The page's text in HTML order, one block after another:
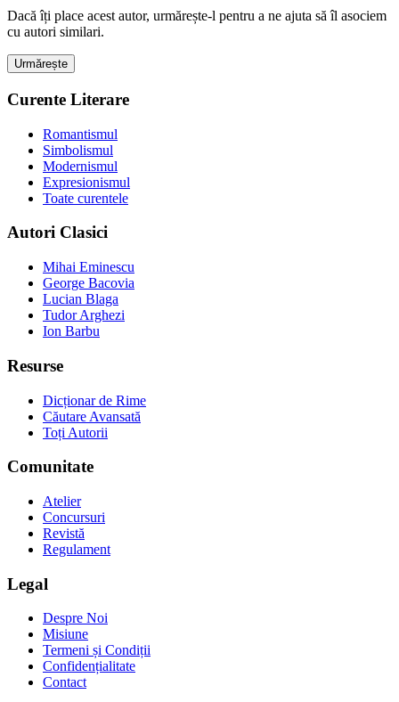
Dacă îți place acest autor, urmărește-l pentru a ne ajuta să îl asociem
cu autori similari.
Urmărește
Curente Literare
Romantismul
Simbolismul
Modernismul
Expresionismul
Toate curentele
Autori Clasici
Mihai Eminescu
George Bacovia
Lucian Blaga
Tudor Arghezi
Ion Barbu
Resurse
Dicționar de Rime
Căutare Avansată
Toți Autorii
Comunitate
Atelier
Concursuri
Revistă
Regulament
Legal
Despre Noi
Misiune
Termeni și Condiții
Confidențialitate
Contact